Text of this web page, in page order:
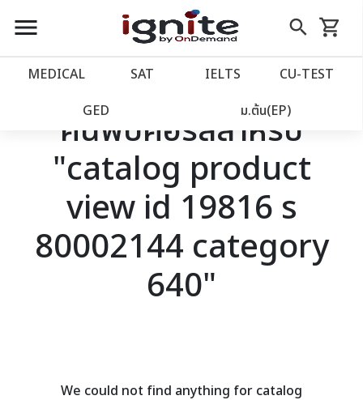
close
account_balance หน้าแรก
เว็บไซต์อิกไนท์
โปรโมชั่น
วางแผนการเรียน
account_circle เข้าสู่ระบบ
menu search
Skip
to
shopping_cart
รถเข็น
MEDICAL SAT IELTS CU‑TEST
GED ม.ต้น(EP)
ค้นพบคอร์สสำหรับ
"catalog product
view id 19816 s
80002144 category
640"
We could not find anything for catalog